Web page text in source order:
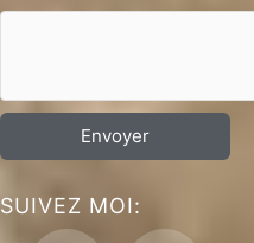
Envoyer
SUIVEZ MOI: